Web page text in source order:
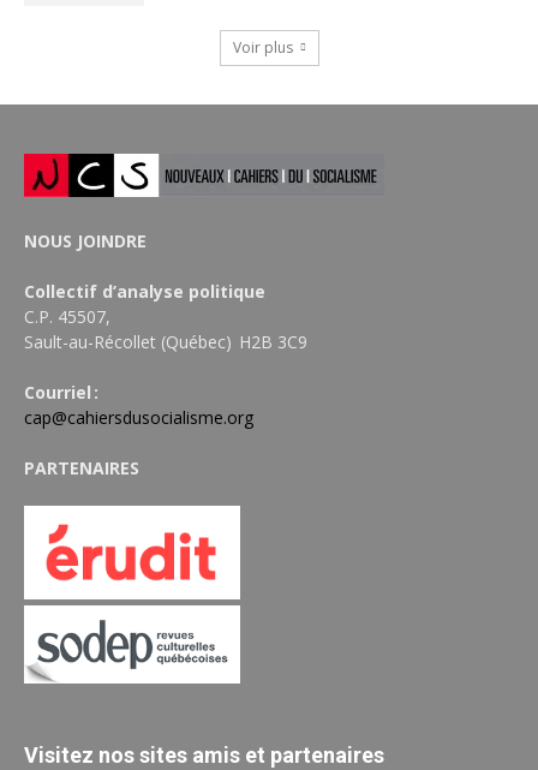
Voir plus
NOUS JOINDRE
Collectif d’analyse politique
C.P. 45507,
Sault-au-Récollet (Québec) H2B 3C9
Courriel :
cap@cahiersdusocialisme.org
PARTENAIRES
Visitez nos sites amis et partenaires